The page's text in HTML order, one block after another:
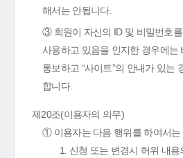
해서는 안됩니다.
③ 회원이 자신의 ID 및 비밀번호
사용하고 있음을 인지한 경우에는
통보하고 “사이트”의 안내가 있는
합니다.
제20조(이용자의 의무)
① 이용자는 다음 행위를 하여서는
1. 신청 또는 변경시 허위 내용